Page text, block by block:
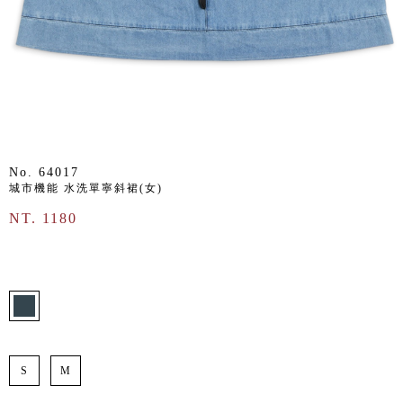
No. 64017
城市機能 水洗單寧斜裙(女)
NT. 1180
S M